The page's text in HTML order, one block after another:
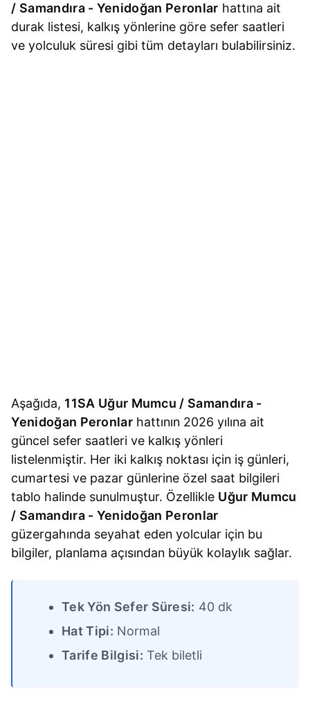
/ Samandıra - Yenidoğan Peronlar hattına ait
durak listesi, kalkış yönlerine göre sefer saatleri
ve yolculuk süresi gibi tüm detayları bulabilirsiniz.
Aşağıda, 11SA Uğur Mumcu / Samandıra -
Yenidoğan Peronlar hattının 2026 yılına ait
güncel sefer saatleri ve kalkış yönleri
listelenmiştir. Her iki kalkış noktası için iş günleri,
cumartesi ve pazar günlerine özel saat bilgileri
tablo halinde sunulmuştur. Özellikle Uğur Mumcu
/ Samandıra - Yenidoğan Peronlar
güzergahında seyahat eden yolcular için bu
bilgiler, planlama açısından büyük kolaylık sağlar.
Tek Yön Sefer Süresi: 40 dk
Hat Tipi: Normal
Tarife Bilgisi: Tek biletli